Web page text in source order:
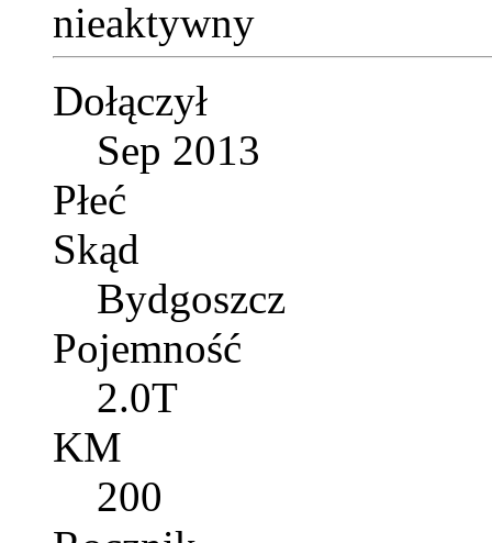
Dołączył
Sep 2013
Płeć
Skąd
Bydgoszcz
Pojemność
2.0T
KM
200